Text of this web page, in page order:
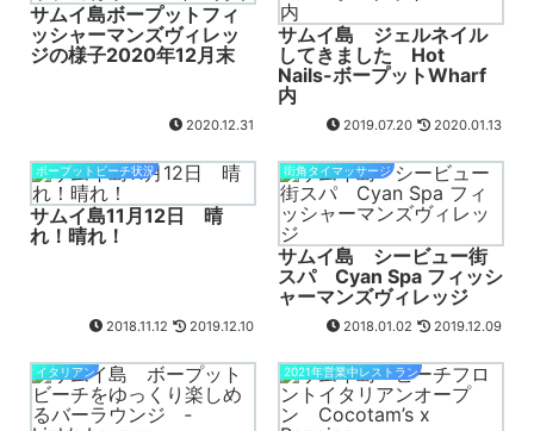
サムイ島ボープットフィ
ッシャーマンズヴィレッ
ジの様子2020年12月末
2020.12.31
サムイ島 ジェルネイル
してきました Hot
Nails-ボープットWharf
内
2019.07.20 2020.01.13
ボープットビーチ状況
サムイ島11月12日 晴
れ！晴れ！
2018.11.12 2019.12.10
街角タイマッサージ
サムイ島 シービュー街
スパ Cyan Spa フィッシ
ャーマンズヴィレッジ
2018.01.02 2019.12.09
イタリアン 2021年営業中レストラン